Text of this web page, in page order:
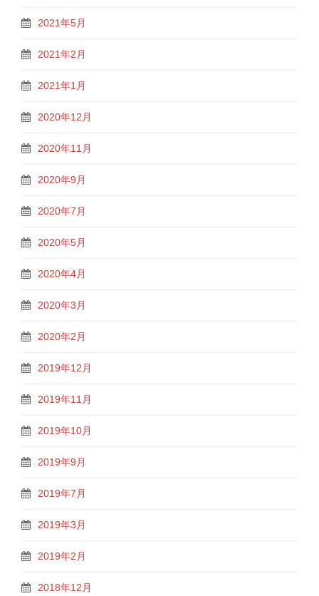
2021年5月
2021年2月
2021年1月
2020年12月
2020年11月
2020年9月
2020年7月
2020年5月
2020年4月
2020年3月
2020年2月
2019年12月
2019年11月
2019年10月
2019年9月
2019年7月
2019年3月
2019年2月
2018年12月